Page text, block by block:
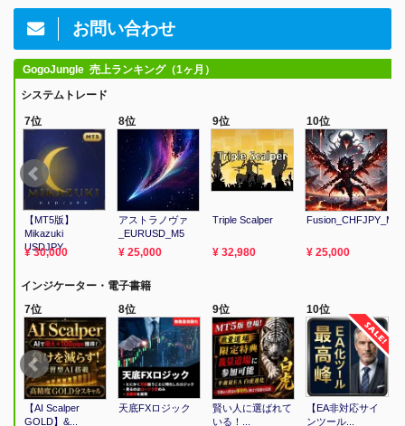
お問い合わせ